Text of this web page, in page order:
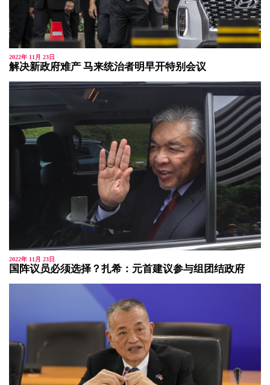
2022年 11月 23日
解决新政府难产 马来统治者明早开特别会议
2022年 11月 23日
国阵议员必须选择？扎希：元首建议参与组团结政府